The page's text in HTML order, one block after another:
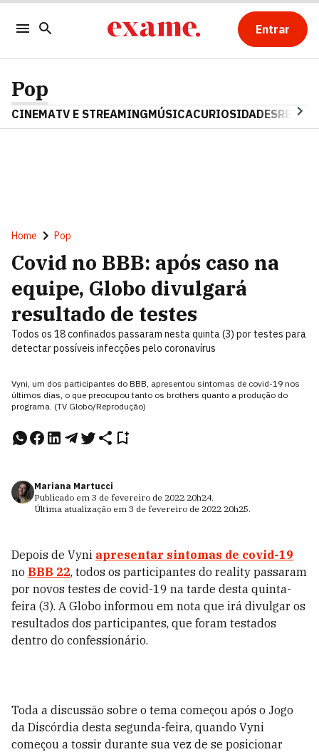
Entrar
Pop
CINEMATV E STREAMINGMÚSICACURIOSIDADES
Home Pop
Covid no BBB: após caso na
equipe, Globo divulgará
resultado de testes
Todos os 18 confinados passaram nesta quinta (3) por testes para
detectar possíveis infecções pelo coronavírus
Vyni, um dos participantes do BBB, apresentou sintomas de covid-19 nos
últimos dias, o que preocupou tanto os brothers quanto a produção do
programa. (TV Globo/Reprodução)
Mariana Martucci
Publicado em 3 de fevereiro de 2022 20h24.
Última atualização em 3 de fevereiro de 2022 20h25.
Depois de Vyni apresentar sintomas de covid-19
no BBB 22, todos os participantes do reality passaram
por novos testes de covid-19 na tarde desta quinta-
feira (3). A Globo informou em nota que irá divulgar os
resultados dos participantes, que foram testados
dentro do confessionário.
Toda a discussão sobre o tema começou após o Jogo
da Discórdia desta segunda-feira, quando Vyni
começou a tossir durante sua vez de se posicionar